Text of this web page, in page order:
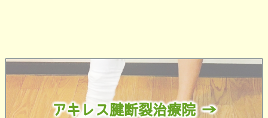
アキレス腱断裂治療院